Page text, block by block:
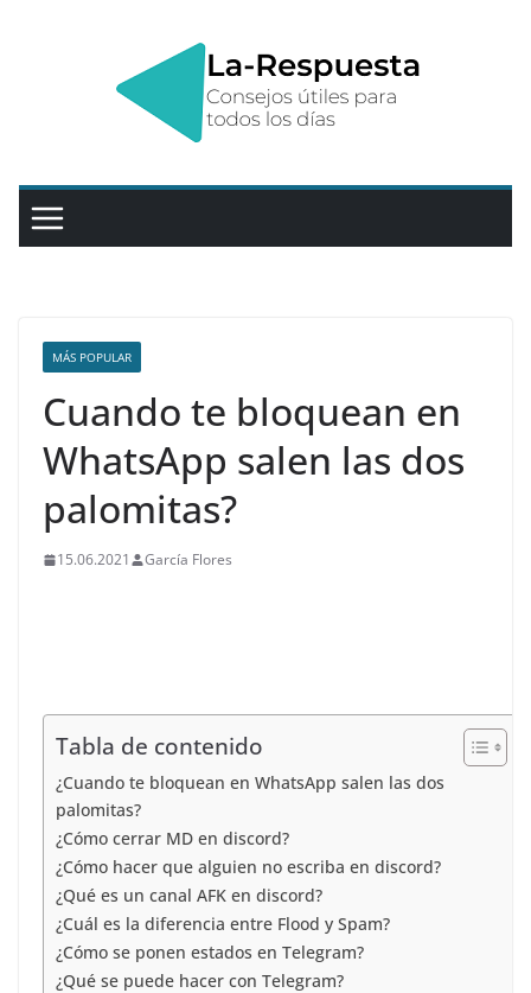
MÁS POPULAR
Cuando te bloquean en
WhatsApp salen las dos
palomitas?
15.06.2021 García Flores
Tabla de contenido
¿Cuando te bloquean en WhatsApp salen las dos
palomitas?
¿Cómo cerrar MD en discord?
¿Cómo hacer que alguien no escriba en discord?
¿Qué es un canal AFK en discord?
¿Cuál es la diferencia entre Flood y Spam?
¿Cómo se ponen estados en Telegram?
¿Qué se puede hacer con Telegram?